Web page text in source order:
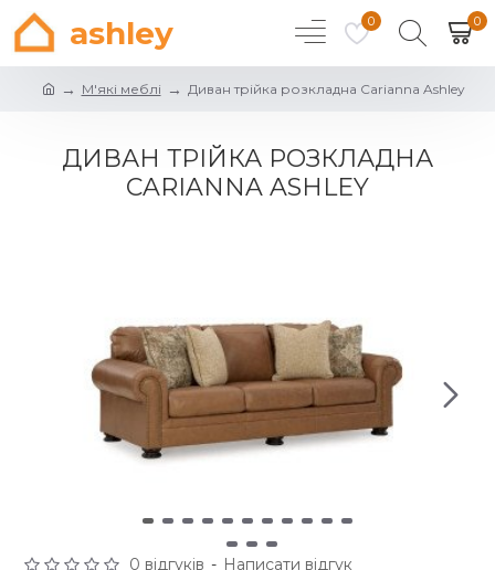
ashley 0 0
М'які меблі Диван трійка розкладна Carianna Ashley
ДИВАН ТРІЙКА РОЗКЛАДНА
CARIANNA ASHLEY
0 відгуків - Написати відгук